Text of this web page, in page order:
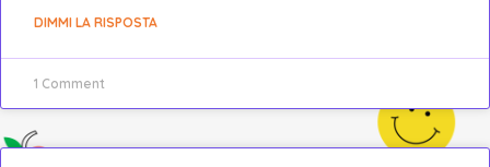
DIMMI LA RISPOSTA
1 Comment